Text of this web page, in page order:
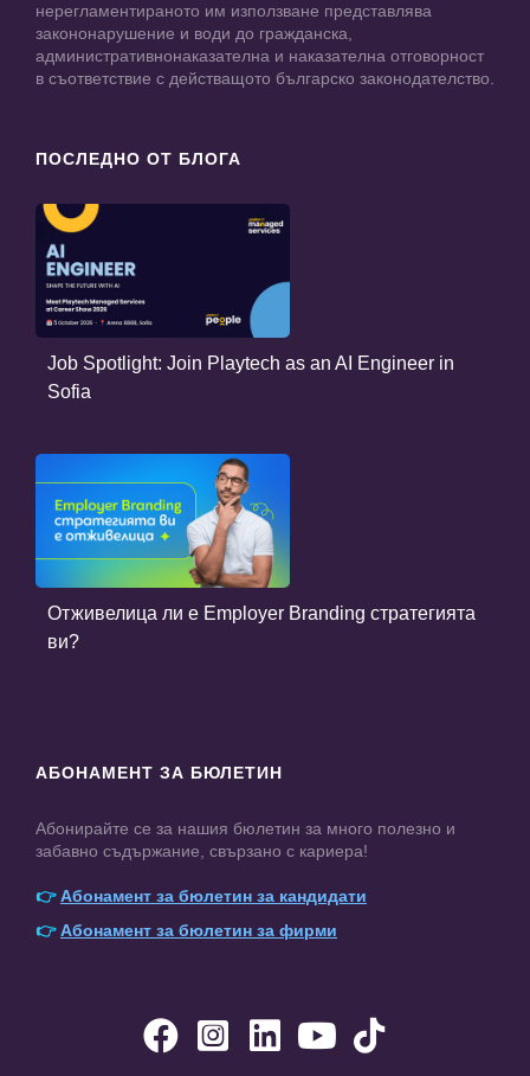
нерегламентираното им използване представлява
закононарушение и води до гражданска,
административнонаказателна и наказателна отговорност
в съответствие с действащото българско законодателство.
ПОСЛЕДНО ОТ БЛОГА
Job Spotlight: Join Playtech as an AI Engineer in
Sofia
Отживелица ли е Employer Branding стратегията
ви?
АБОНАМЕНТ ЗА БЮЛЕТИН
Абонирайте се за нашия бюлетин за много полезно и
забавно съдържание, свързано с кариера!
👉Абонамент за бюлетин за кандидати
👉Абонамент за бюлетин за фирми
    